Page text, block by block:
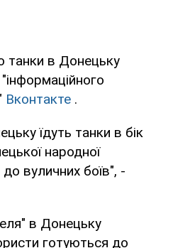
танки в Донецьку
Вконтакте .
їдуть танки в бік
народної
вуличних боїв", -
в Донецьку
готуються до